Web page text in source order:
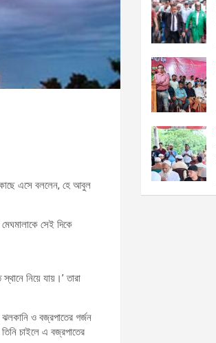
কাছে এসে বললেন, হে আবুল
সেই দিকে
নিয়ে যায়।’ তারা
ও বজ্রপাতের গর্জন
চাইলে এ বজ্রপাতের